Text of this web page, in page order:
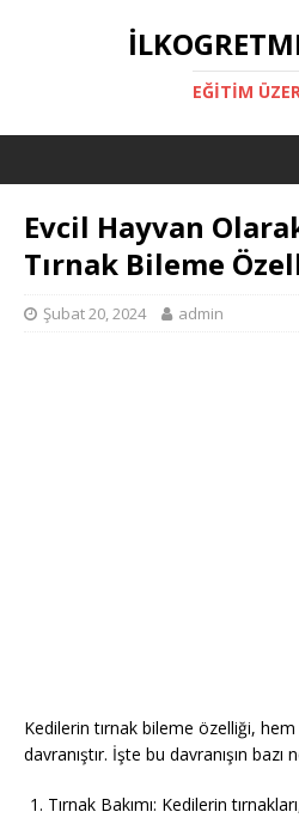
EĞITIM
Evcil Hayvan
Tırnak Bileme
Şubat 20, 2024 admin
Kedilerin tırnak bileme özelliği,
davranıştır. İşte bu davranışın
Tırnak Bakımı: Kedilerin